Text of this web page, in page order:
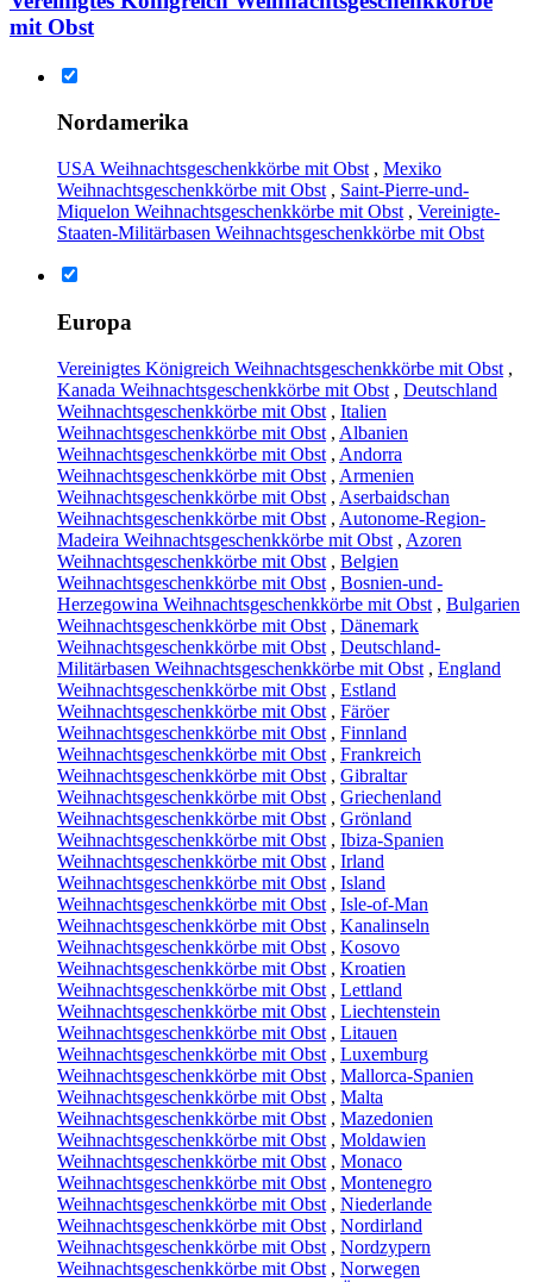
mit Obst
Nordamerika
USA Weihnachtsgeschenkkörbe mit Obst , Mexiko
Weihnachtsgeschenkkörbe mit Obst , Saint-Pierre-und-
Miquelon Weihnachtsgeschenkkörbe mit Obst , Vereinigte-
Staaten-Militärbasen Weihnachtsgeschenkkörbe mit Obst
Europa
Vereinigtes Königreich Weihnachtsgeschenkkörbe mit Obst ,
Kanada Weihnachtsgeschenkkörbe mit Obst , Deutschland
Weihnachtsgeschenkkörbe mit Obst , Italien
Weihnachtsgeschenkkörbe mit Obst , Albanien
Weihnachtsgeschenkkörbe mit Obst , Andorra
Weihnachtsgeschenkkörbe mit Obst , Armenien
Weihnachtsgeschenkkörbe mit Obst , Aserbaidschan
Weihnachtsgeschenkkörbe mit Obst , Autonome-Region-
Madeira Weihnachtsgeschenkkörbe mit Obst , Azoren
Weihnachtsgeschenkkörbe mit Obst , Belgien
Weihnachtsgeschenkkörbe mit Obst , Bosnien-und-
Herzegowina Weihnachtsgeschenkkörbe mit Obst , Bulgarien
Weihnachtsgeschenkkörbe mit Obst , Dänemark
Weihnachtsgeschenkkörbe mit Obst , Deutschland-
Militärbasen Weihnachtsgeschenkkörbe mit Obst , England
Weihnachtsgeschenkkörbe mit Obst , Estland
Weihnachtsgeschenkkörbe mit Obst , Färöer
Weihnachtsgeschenkkörbe mit Obst , Finnland
Weihnachtsgeschenkkörbe mit Obst , Frankreich
Weihnachtsgeschenkkörbe mit Obst , Gibraltar
Weihnachtsgeschenkkörbe mit Obst , Griechenland
Weihnachtsgeschenkkörbe mit Obst , Grönland
Weihnachtsgeschenkkörbe mit Obst , Ibiza-Spanien
Weihnachtsgeschenkkörbe mit Obst , Irland
Weihnachtsgeschenkkörbe mit Obst , Island
Weihnachtsgeschenkkörbe mit Obst , Isle-of-Man
Weihnachtsgeschenkkörbe mit Obst , Kanalinseln
Weihnachtsgeschenkkörbe mit Obst , Kosovo
Weihnachtsgeschenkkörbe mit Obst , Kroatien
Weihnachtsgeschenkkörbe mit Obst , Lettland
Weihnachtsgeschenkkörbe mit Obst , Liechtenstein
Weihnachtsgeschenkkörbe mit Obst , Litauen
Weihnachtsgeschenkkörbe mit Obst , Luxemburg
Weihnachtsgeschenkkörbe mit Obst , Mallorca-Spanien
Weihnachtsgeschenkkörbe mit Obst , Malta
Weihnachtsgeschenkkörbe mit Obst , Mazedonien
Weihnachtsgeschenkkörbe mit Obst , Moldawien
Weihnachtsgeschenkkörbe mit Obst , Monaco
Weihnachtsgeschenkkörbe mit Obst , Montenegro
Weihnachtsgeschenkkörbe mit Obst , Niederlande
Weihnachtsgeschenkkörbe mit Obst , Nordirland
Weihnachtsgeschenkkörbe mit Obst , Nordzypern
Weihnachtsgeschenkkörbe mit Obst , Norwegen